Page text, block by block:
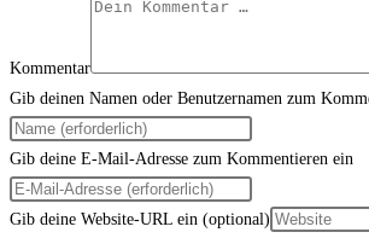
Kommentar
Gib deinen Namen oder Benutzernamen zum
Gib deine E-Mail-Adresse zum Kommentieren ein
Gib deine Website-URL ein (optional)